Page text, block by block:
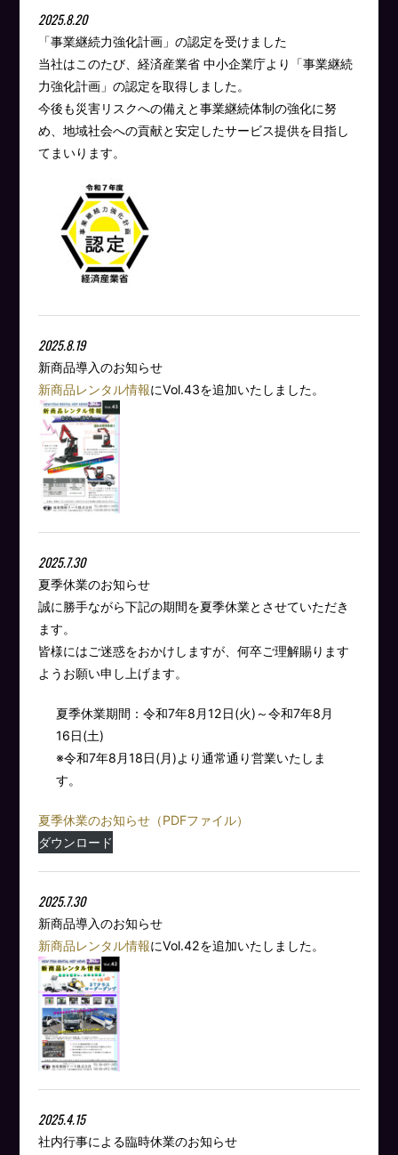
2025.8.20
「事業継続力強化計画」の認定を受けました
当社はこのたび、経済産業省 中小企業庁より「事業継続
力強化計画」の認定を取得しました。
今後も災害リスクへの備えと事業継続体制の強化に努
め、地域社会への貢献と安定したサービス提供を目指し
てまいります。
2025.8.19
新商品導入のお知らせ
新商品レンタル情報にVol.43を追加いたしました。
2025.7.30
夏季休業のお知らせ
誠に勝手ながら下記の期間を夏季休業とさせていただき
ます。
皆様にはご迷惑をおかけしますが、何卒ご理解賜ります
ようお願い申し上げます。
夏季休業期間：令和7年8月12日(火)～令和7年8月
16日(土)
※令和7年8月18日(月)より通常通り営業いたしま
す。
夏季休業のお知らせ（PDFファイル）
ダウンロード
2025.7.30
新商品導入のお知らせ
新商品レンタル情報にVol.42を追加いたしました。
2025.4.15
社内行事による臨時休業のお知らせ